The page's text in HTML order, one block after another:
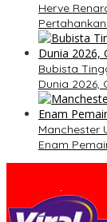
Herve
Bubista
Dunia 2026,
Manchester
Enam